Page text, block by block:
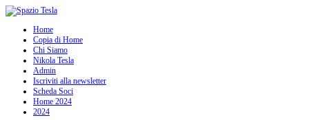
Home
Copia di Home
Chi Siamo
Nikola Tesla
Admin
Iscriviti alla newsletter
Scheda Soci
Home 2024
2024